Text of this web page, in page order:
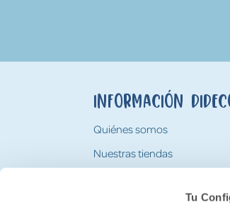
Tu
Información
Quiénes somos
Nuestras tiendas
Tarjeta Regalo Dideco